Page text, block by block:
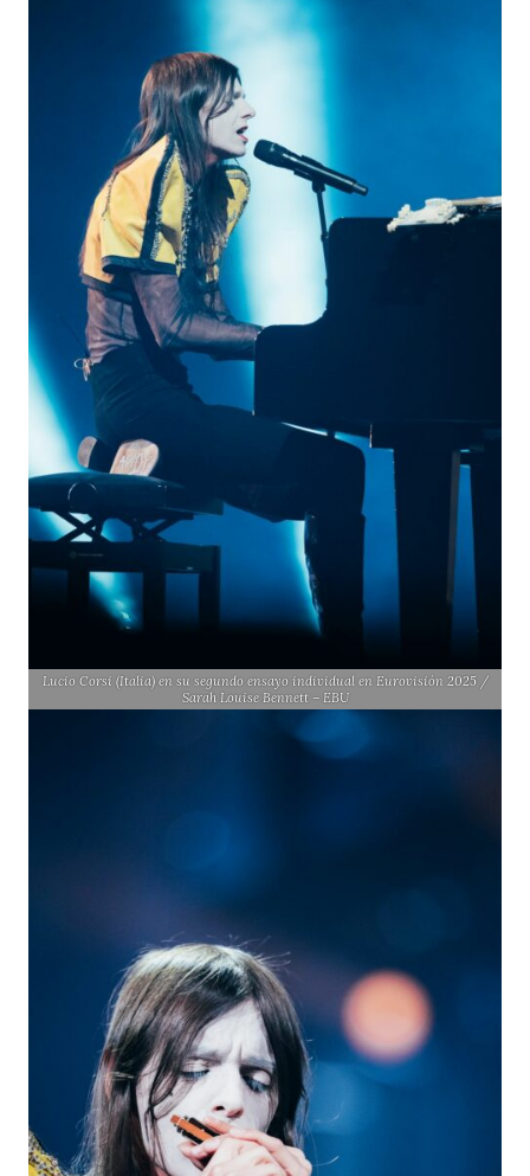
Lucio Corsi (Italia) en su segundo ensayo individual en Eurovisión 2025 /
Sarah Louise Bennett – EBU